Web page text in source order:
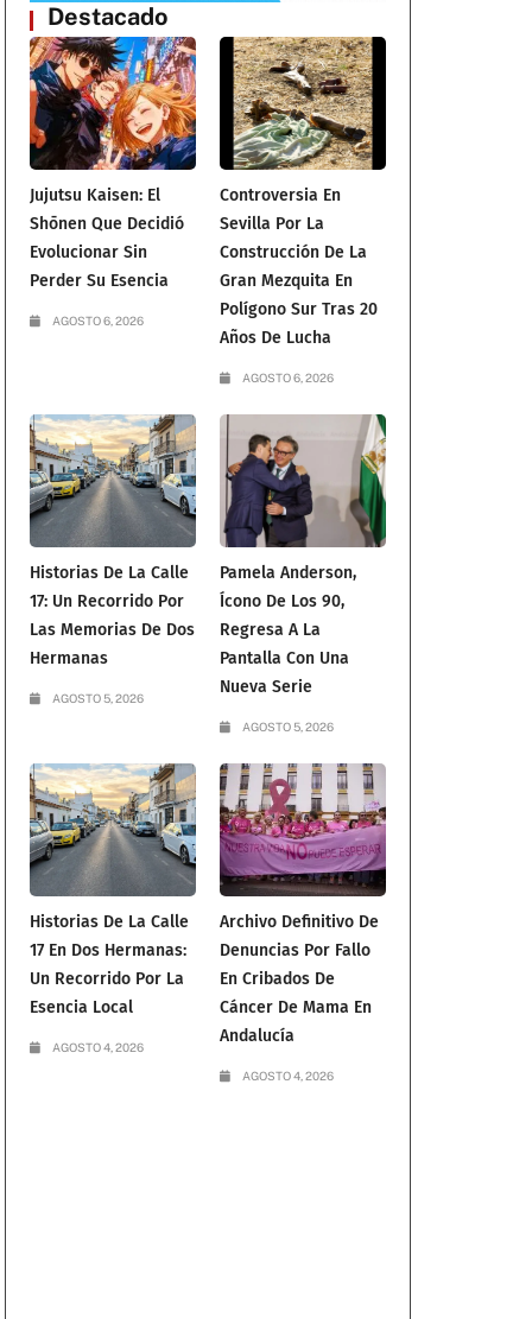
Destacado
Jujutsu Kaisen: El
Shōnen Que Decidió
Evolucionar Sin
Perder Su Esencia
AGOSTO 6, 2026
Controversia En
Sevilla Por La
Construcción De La
Gran Mezquita En
Polígono Sur Tras 20
Años De Lucha
AGOSTO 6, 2026
Historias De La Calle
17: Un Recorrido Por
Las Memorias De Dos
Hermanas
AGOSTO 5, 2026
Pamela Anderson,
Ícono De Los 90,
Regresa A La
Pantalla Con Una
Nueva Serie
AGOSTO 5, 2026
Historias De La Calle
17 En Dos Hermanas:
Un Recorrido Por La
Esencia Local
AGOSTO 4, 2026
Archivo Definitivo De
Denuncias Por Fallo
En Cribados De
Cáncer De Mama En
Andalucía
AGOSTO 4, 2026